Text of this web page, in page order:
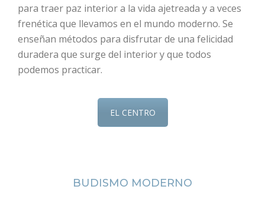
para traer paz interior a la vida ajetreada y a veces
frenética que llevamos en el mundo moderno. Se
enseñan métodos para disfrutar de una felicidad
duradera que surge del interior y que todos
podemos practicar.
EL CENTRO
BUDISMO MODERNO